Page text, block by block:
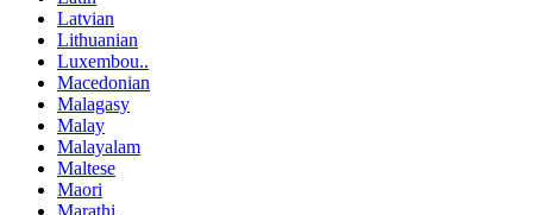
Latvian
Lithuanian
Luxembou..
Macedonian
Malagasy
Malay
Malayalam
Maltese
Maori
Marathi